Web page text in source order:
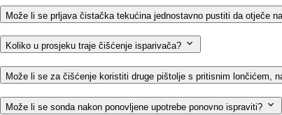
Može li se prljava čistačka tekućina jednostavno pustiti da otječe
Koliko u prosjeku traje čišćenje isparivača?
Može li se za čišćenje koristiti druge pištolje s pritisnim lončićem,
Može li se sonda nakon ponovljene upotrebe ponovno ispraviti?